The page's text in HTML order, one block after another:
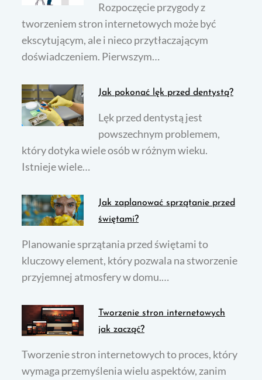
Rozpoczęcie przygody z
tworzeniem stron internetowych może być
ekscytującym, ale i nieco przytłaczającym
doświadczeniem. Pierwszym…
Jak pokonać lęk przed dentystą?
Lęk przed dentystą jest
powszechnym problemem,
który dotyka wiele osób w różnym wieku.
Istnieje wiele…
Jak zaplanować sprzątanie przed
świętami?
Planowanie sprzątania przed świętami to
kluczowy element, który pozwala na stworzenie
przyjemnej atmosfery w domu.…
Tworzenie stron internetowych
jak zacząć?
Tworzenie stron internetowych to proces, który
wymaga przemyślenia wielu aspektów, zanim